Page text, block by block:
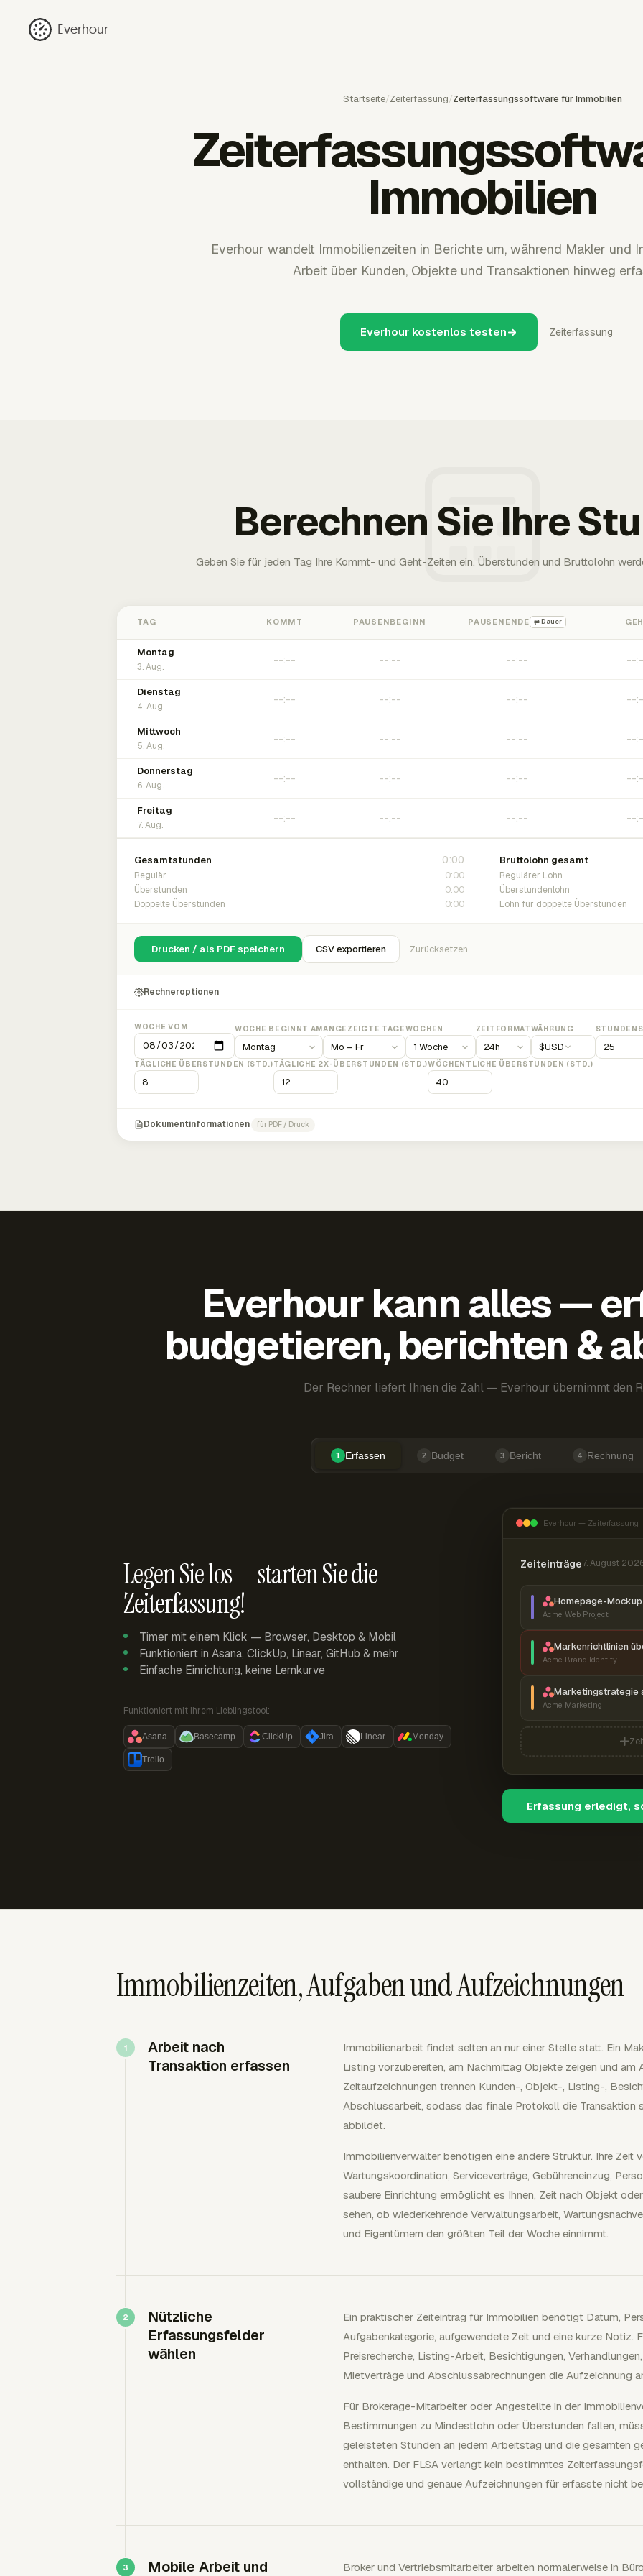
Everhour
Startseite/Zeiterfassung/Zeiterfassungssoftware für Immobilien
Immobilien
Everhour wandelt Immobilienzeiten in Berichte um, während Makler und
Arbeit über Kunden, Objekte und Transaktionen hinweg
Everhour kostenlos testen Zeiterfassung
Berechnen Sie Ihre
Geben Sie für jeden Tag Ihre Kommt- und Geht-Zeiten ein. Überstunden und Bruttolohn
TAG KOMMT PAUSENBEGINN PAUSENENDE ⇄ Dauer
Montag
3. Aug.
Dienstag
4. Aug.
Mittwoch
5. Aug.
Donnerstag
6. Aug.
Freitag
7. Aug.
Gesamtstunden 0:00
Regulär 0:00
Überstunden 0:00
Doppelte Überstunden 0:00
Bruttolohn gesamt
Regulärer Lohn
Überstundenlohn
Lohn für doppelte Überstunden
Drucken / als PDF speichern CSV exportieren Zurücksetzen
Rechneroptionen
WOCHE VOM WOCHE BEGINNT AMANGEZEIGTE TAGEWOCHEN ZEITFORMATWÄHRUNG
$USD
TÄGLICHE ÜBERSTUNDEN (STD.)TÄGLICHE 2X-ÜBERSTUNDEN (STD.)WÖCHENTLICHE ÜBERSTUNDEN (STD.)
Dokumentinformationen für PDF / Druck
Everhour kann alles —
budgetieren, berichten &
Der Rechner liefert Ihnen die Zahl — Everhour übernimmt den
1 Erfassen 2 Budget 3 Bericht 4 Rechnung
Legen Sie los — starten Sie die
Zeiterfassung!
Timer mit einem Klick — Browser, Desktop & Mobil
Funktioniert in Asana, ClickUp, Linear, GitHub & mehr
Einfache Einrichtung, keine Lernkurve
Funktioniert mit Ihrem Lieblingstool:
Asana Basecamp ClickUp Jira Linear Monday
Trello
Everhour — Zeiterfassung
Zeiteinträge7. August
Homepage-
Acme Web Project
Markenrichtlinien
Acme Brand Identity
Marketingstrategie
Acme Marketing
Erfassung erledigt,
Immobilienzeiten, Aufgaben und Aufzeichnungen
Arbeit nach
Transaktion erfassen
Immobilienarbeit findet selten an nur einer Stelle statt. Ein
Listing vorzubereiten, am Nachmittag Objekte zeigen und
Zeitaufzeichnungen trennen Kunden-, Objekt-, Listing-,
Abschlussarbeit, sodass das finale Protokoll die Transaktion
abbildet.
Immobilienverwalter benötigen eine andere Struktur. Ihre
Wartungskoordination, Serviceverträge, Gebühreneinzug,
saubere Einrichtung ermöglicht es Ihnen, Zeit nach Objekt
sehen, ob wiederkehrende Verwaltungsarbeit,
und Eigentümern den größten Teil der Woche einnimmt.
Nützliche
Erfassungsfelder
wählen
Ein praktischer Zeiteintrag für Immobilien benötigt Datum,
Aufgabenkategorie, aufgewendete Zeit und eine kurze Notiz.
Preisrecherche, Listing-Arbeit, Besichtigungen,
Mietverträge und Abschlussabrechnungen die Aufzeichnung
Für Brokerage-Mitarbeiter oder Angestellte in der
Bestimmungen zu Mindestlohn oder Überstunden fallen,
geleisteten Stunden an jedem Arbeitstag und die gesamten
enthalten. Der FLSA verlangt kein bestimmtes
vollständige und genaue Aufzeichnungen für erfasste nicht
Mobile Arbeit und
Broker und Vertriebsmitarbeiter arbeiten normalerweise in